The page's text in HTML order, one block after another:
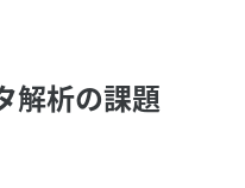
解析の課題